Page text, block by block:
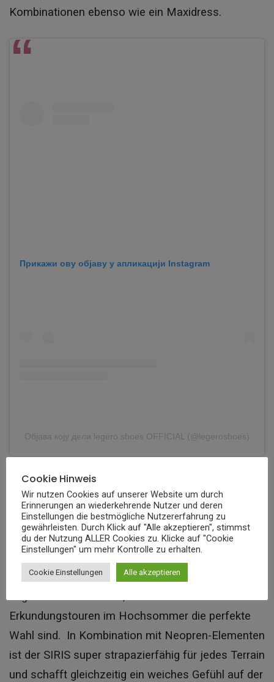
Kombinationen ebenso wie ein Maxidress.
Прикажи ову објаву у апликацији Instagram
Објава коју дели legero shoes OFFICIAL (@legeroshoes)
Bereits bekannt in der legero-Sandalenfamilie ist
das beliebte Modell SIRIS. Es ist aus edlem,
besonders weichem Nubukleder gefertigt, das sich
am Fuß herrlich anfühlt.
Das luftige Textilfutter sorgt für ein stets
Erkundungstouren im Hochsommer die perfekte
Wahl sind. In Kombination mit Neopren-Elementen
ist der SIRIS super strapazierfähig für jedes Terrain
und schafft gleichzeitig ein weiches Gefühl auf der
Cookie Hinweis
Wir nutzen Cookies auf unserer Website um durch
Erinnerungen an wiederkehrende Nutzer und deren
Einstellungen die bestmögliche Nutzererfahrung zu
gewährleisten. Durch Klick auf "Alle akzeptieren", stimmst
du der Nutzung ALLER Cookies zu. Klicke auf "Cookie
Einstellungen" um mehr Kontrolle zu erhalten.
Cookie Einstellungen Alle akzeptieren